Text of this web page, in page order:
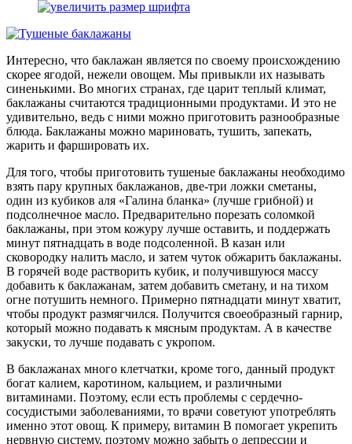
Интересно, что баклажан является по своему происхождению
скорее ягодой, нежели овощем. Мы привыкли их называть
синенькими. Во многих странах, где царит теплый климат,
баклажаны считаются традиционными продуктами. И это не
удивительно, ведь с ними можно приготовить разнообразные
блюда. Баклажаны можно мариновать, тушить, запекать,
жарить и фаршировать их.
Для того, чтобы приготовить тушеные баклажаны необходимо
взять пару крупных баклажанов, две-три ложки сметаны,
один из кубиков аля «Галина бланка» (лучше грибной) и
подсолнечное масло. Предварительно порезать соломкой
баклажаны, при этом кожуру лучше оставить, и поддержать
минут пятнадцать в воде подсоленной. В казан или
сковородку налить масло, и затем чуток обжарить баклажаны.
В горячей воде растворить кубик, и получившуюся массу
добавить к баклажанам, затем добавить сметану, и на тихом
огне потушить немного. Примерно пятнадцати минут хватит,
чтобы продукт размягчился. Получится своеобразный гарнир,
который можно подавать к мясным продуктам. А в качестве
закуски, то лучше подавать с укропом.
В баклажанах много клетчатки, кроме того, данный продукт
богат калием, каротином, кальцием, и различными
витаминами. Поэтому, если есть проблемы с сердечно-
сосудистыми заболеваниями, то врачи советуют употреблять
именно этот овощ. К примеру, витамин B помогает укрепить
нервную систему, поэтому можно забыть о депрессии и